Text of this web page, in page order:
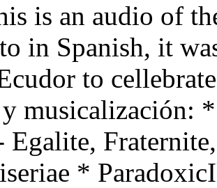
is an audio of
in Spanish, it
to
musicalización:
Egalite,
*